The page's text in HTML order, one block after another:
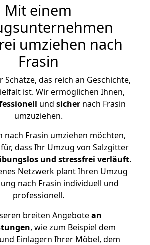
Mit einem
umziehen nach
Frasin
Schätze, das reich an Geschichte,
ist. Wir ermöglichen Ihnen,
und sicher nach Frasin
umzuziehen.
nach Frasin umziehen möchten,
dass Ihr Umzug von Salzgitter
und stressfrei verläuft.
Netzwerk plant Ihren Umzug
nach Frasin individuell und
professionell.
breiten Angebotean
, wie zum Beispiel dem
Einlagern Ihrer Möbel, dem